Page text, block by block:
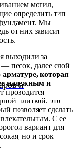
и
могил,
определить тип
фундамент. Мы
от них зависит
выходили за
песок, далее слой
арматуре, которая
надежным и
проводится
плиткой. это
позволяет сделать
С ее
вариант для
но и срок